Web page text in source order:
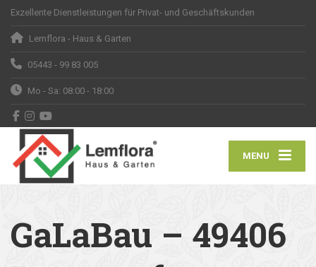
Exzellente Dienstleistungen für Privat- und Geschäftskunden
Lemflora - Haus & Garten
05443 - 99 83 005
Mo - Sa: 08:00 - 18:00
MENU
GaLaBau – 49406